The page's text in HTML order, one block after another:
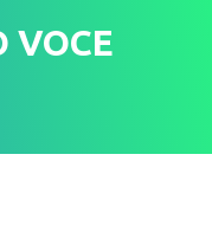
VOCE